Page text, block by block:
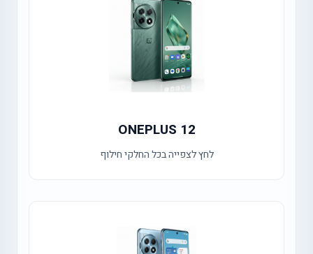
ONEPLUS 12
לחץ לצפייה בכל החלקי חילוף